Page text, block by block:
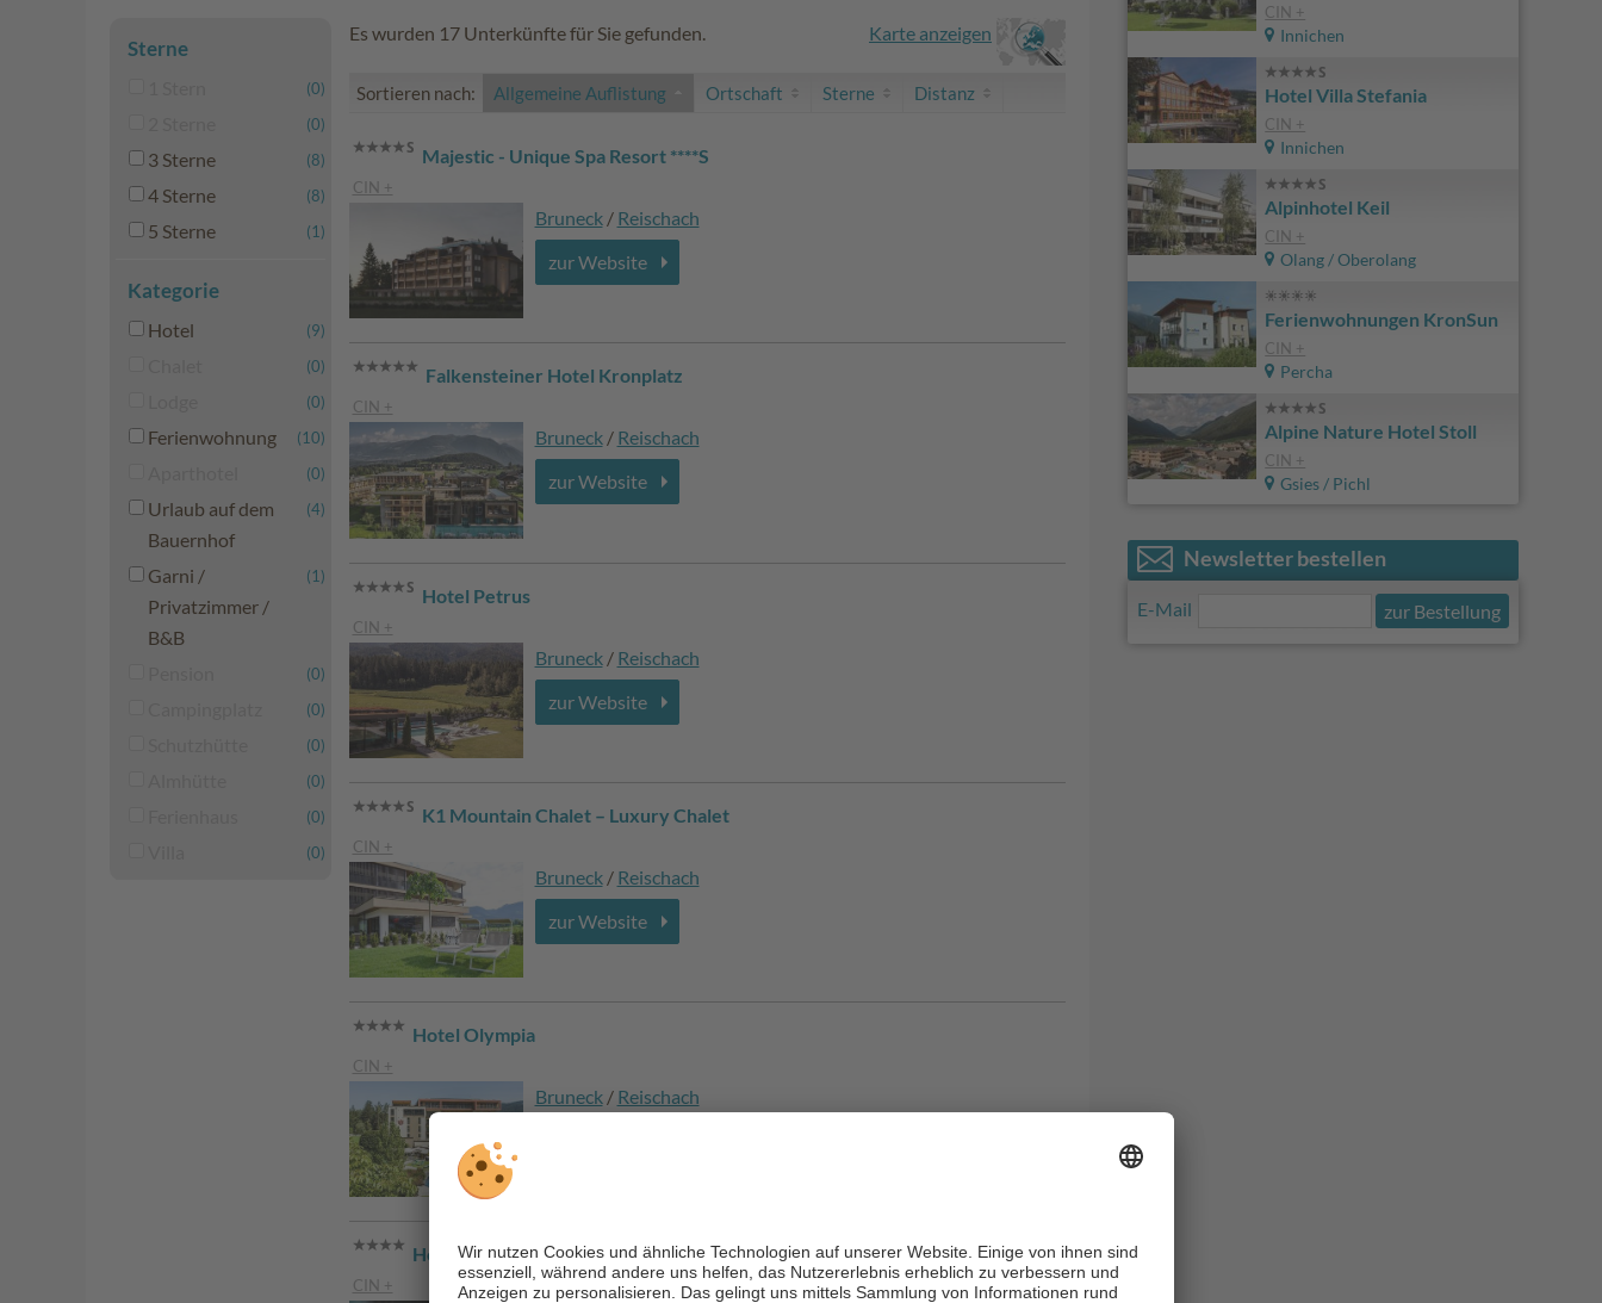
Sterne
(0)
(0)
3 Sterne (8)
4 Sterne (8)
5 Sterne (1)
Kategorie
Hotel (9)
(0)
(0)
Ferienwohnung (10)
(0)
Urlaub auf dem
Bauernhof
(4)
Garni /
Privatzimmer /
B&B
(1)
(0)
(0)
(0)
(0)
(0)
(0)
Karte anzeigen
Es wurden 17 Unterkünfte für Sie gefunden.
Sortieren nach: Allgemeine Auflistung Ortschaft Sterne Distanz
Majestic - Unique Spa Resort ****S
CIN +
Bruneck/ Reischach
zur Website
Falkensteiner Hotel Kronplatz
CIN +
Bruneck/ Reischach
zur Website
Hotel Petrus
CIN +
Bruneck/ Reischach
zur Website
K1 Mountain Chalet – Luxury Chalet
CIN +
Bruneck/ Reischach
zur Website
Hotel Olympia
CIN +
Bruneck/ Reischach
Hotel Rudolf
CIN +
CIN +
Innichen
Hotel Villa Stefania
CIN +
Innichen
Alpinhotel Keil
CIN +
Olang / Oberolang
Ferienwohnungen KronSun
CIN +
Percha
Alpine Nature Hotel Stoll
CIN +
Gsies / Pichl
Newsletter bestellen
E-Mail